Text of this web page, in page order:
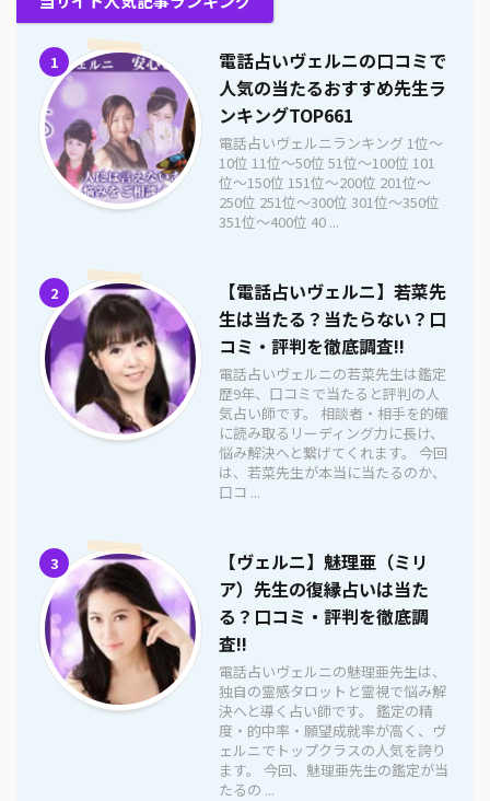
1
電話占いヴェルニの口コミで
人気の当たるおすすめ先生ラ
ンキングTOP661
電話占いヴェルニランキング 1位〜
10位 11位〜50位 51位〜100位 101
位〜150位 151位〜200位 201位〜
250位 251位〜300位 301位〜350位
351位〜400位 40 ...
2
【電話占いヴェルニ】若菜先
生は当たる？当たらない？口
コミ・評判を徹底調査!!
電話占いヴェルニの若菜先生は鑑定
歴9年、口コミで当たると評判の人
気占い師です。 相談者・相手を的確
に読み取るリーディング力に長け、
悩み解決へと繋げてくれます。 今回
は、若菜先生が本当に当たるのか、
口コ ...
3
【ヴェルニ】魅理亜（ミリ
ア）先生の復縁占いは当た
る？口コミ・評判を徹底調
査!!
電話占いヴェルニの魅理亜先生は、
独自の霊感タロットと霊視で悩み解
決へと導く占い師です。 鑑定の精
度・的中率・願望成就率が高く、ヴ
ェルニでトップクラスの人気を誇り
ます。 今回、魅理亜先生の鑑定が当
たるの ...